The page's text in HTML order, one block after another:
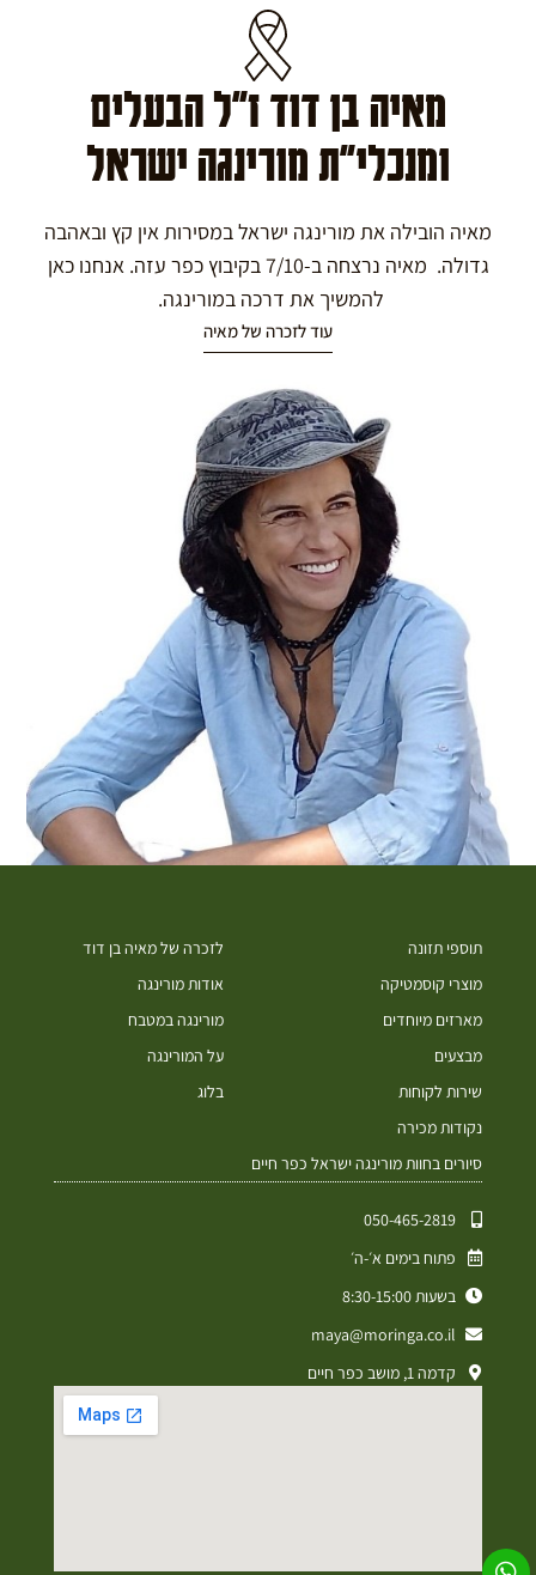
מאיה בן דוד ז"ל הבעלים
ומנכלי"ת מורינגה ישראל
מאיה הובילה את מורינגה ישראל במסירות אין קץ ובאהבה
גדולה. מאיה נרצחה ב-7/10 בקיבוץ כפר עזה. אנחנו כאן
להמשיך את דרכה במורינגה.
עוד לזכרה של מאיה
תוספי תזונה
מוצרי קוסמטיקה
מארזים מיוחדים
מבצעים
שירות לקוחות
נקודות מכירה
סיורים בחוות מורינגה ישראל כפר חיים
לזכרה של מאיה בן דוד
אודות מורינגה
מורינגה במטבח
על המורינגה
בלוג
050-465-2819⁩
פתוח בימים א׳-ה׳
בשעות 8:30-15:00
maya@moringa.co.il
קדמה 1, מושב כפר חיים